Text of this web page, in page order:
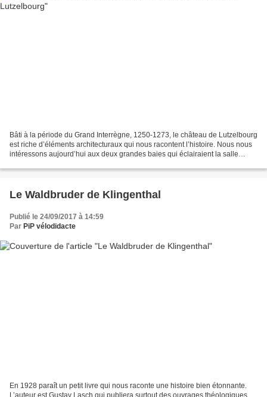
Bâti à la période du Grand Interrègne, 1250-1273, le château de Lutzelbourg
est riche d’éléments architecturaux qui nous racontent l’histoire. Nous nous
intéressons aujourd’hui aux deux grandes baies qui éclairaient la salle
Le Waldbruder de Klingenthal
Publié le 24/09/2017 à 14:59
Par PiP vélodidacte
En 1928 paraît un petit livre qui nous raconte une histoire bien étonnante.
L’auteur est Gustav Lasch qui publiera surtout des ouvrages théologiques.